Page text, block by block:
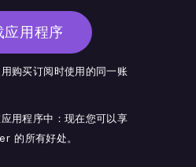
应用程序
购买订阅时使用的同一账
用程序中：现在您可以享
的所有好处。